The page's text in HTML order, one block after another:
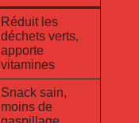
Réduit les
déchets verts,
apporte
vitamines
Snack sain,
moins de